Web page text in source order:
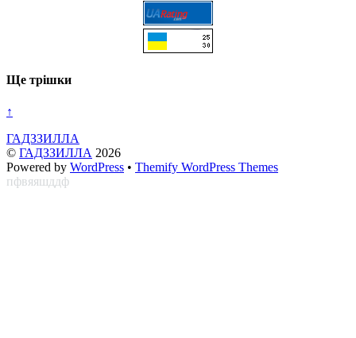
Ще трішки
↑
ГАДЗЗИЛЛА
© ГАДЗЗИЛЛА 2026
Powered by WordPress • Themify WordPress Themes
пфвяяшддф